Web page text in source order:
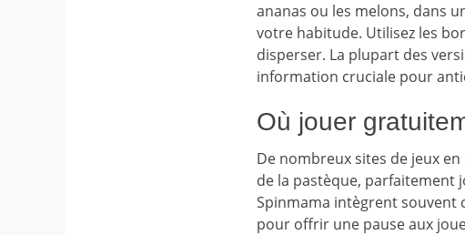
ananas ou les melons, dans
votre habitude. Utilisez les
disperser. La plupart des
information cruciale pour
Où jouer
De nombreux sites de jeux
de la pastèque, parfaitement
Spinmama intègrent souvent
pour offrir une pause aux